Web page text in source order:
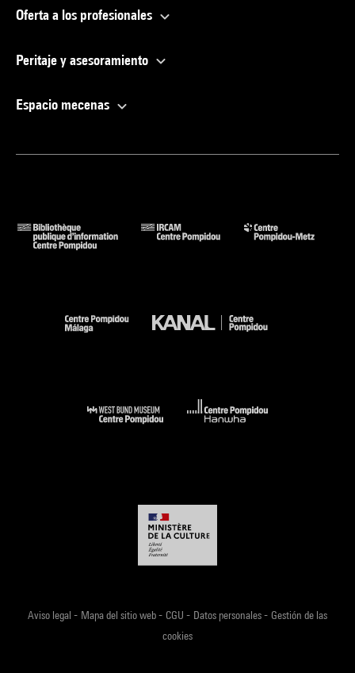
Oferta a los profesionales
Peritaje y asesoramiento
Espacio mecenas
Aviso legal - Mapa del sitio web- CGU - Datos personales- Gestión de las
cookies